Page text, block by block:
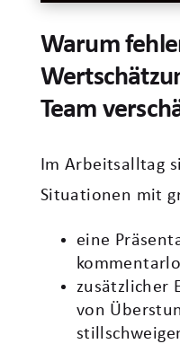
Warum
Team
Im Arbeitsalltag
Situationen mit
eine
zusätzlicher
von